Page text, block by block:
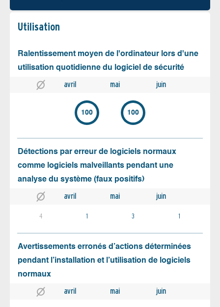
Utilisation
Ralentissement moyen de l'ordinateur lors d'une
utilisation quotidienne du logiciel de sécurité
avril mai juin
100 100
Détections par erreur de logiciels normaux
comme logiciels malveillants pendant une
analyse du système (faux positifs)
avril mai juin
4 1 3 1
Avertissements erronés d’actions déterminées
pendant l’installation et l’utilisation de logiciels
normaux
avril mai juin